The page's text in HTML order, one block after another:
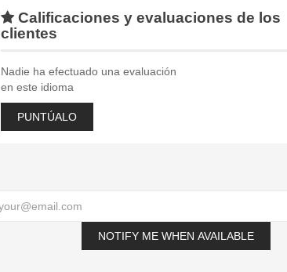
Calificaciones y evaluaciones de los
clientes
Nadie ha efectuado una evaluación
en este idioma
PUNTÚALO
NOTIFY ME WHEN AVAILABLE